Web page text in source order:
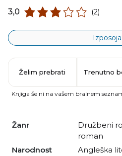
3,0 (2)
Izposoja
Žanr družbeni
roman
Narodnost
angleška
Želim prebrati Trenutno
Knjiga še ni na vašem bralnem